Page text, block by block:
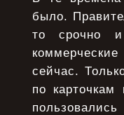
было.
то срочно
сейчас.
по карточкам